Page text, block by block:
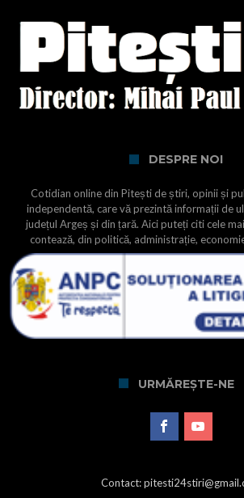
DESPRE NOI
Cotidian online din Pitești de știri, opinii și
independentă, care vă prezintă informații de
județul Argeș și din țară. Aici puteți citi cele
contează, din politică, administrație,
URMĂREȘTE-NE
Contact: